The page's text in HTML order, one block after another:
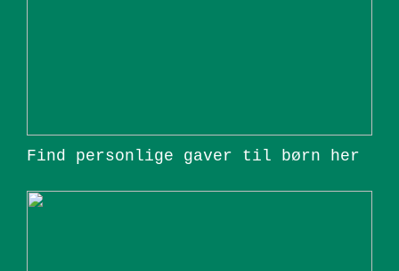
Find personlige gaver til børn her